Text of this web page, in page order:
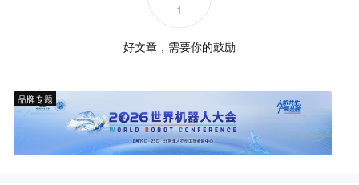
1
好文章，需要你的鼓励
品牌专题